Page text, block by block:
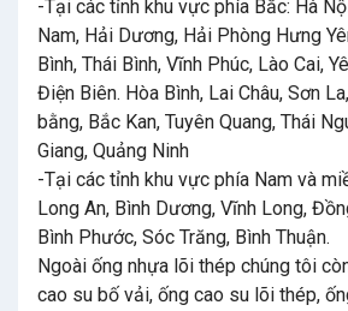
-Tại các tỉnh khu vực phía Bắc: Hà
Nam, Hải Dương, Hải Phòng Hưng
Bình, Thái Bình, Vĩnh Phúc, Lào Cai,
Điện Biên. Hòa Bình, Lai Châu, Sơn
bằng, Bắc Kan, Tuyên Quang, Thái
Giang, Quảng Ninh
-Tại các tỉnh khu vực phía Nam và
Long An, Bình Dương, Vĩnh Long,
Bình Phước, Sóc Trăng, Bình Thuận.
Ngoài ống nhựa lõi thép chúng tôi
cao su bố vải, ống cao su lõi thép,